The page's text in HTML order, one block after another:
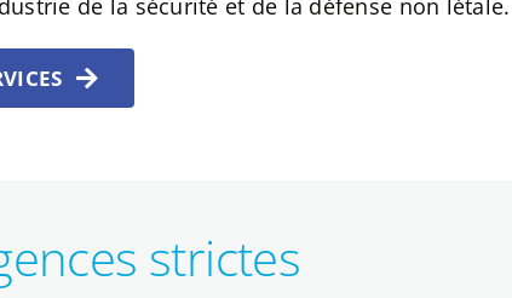
de la sécurité et de la défense non létale.
strictes